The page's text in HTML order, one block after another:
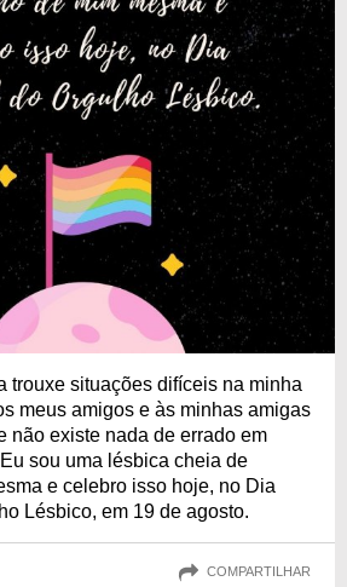
trouxe situações difíceis na minha
meus amigos e às minhas amigas
não existe nada de errado em
sou uma lésbica cheia de
e celebro isso hoje, no Dia
Lésbico, em 19 de agosto.
COMPARTILHAR